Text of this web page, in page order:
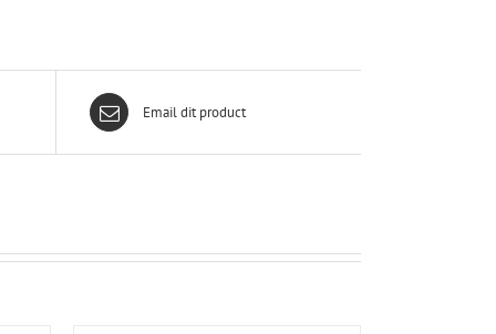
Email dit product